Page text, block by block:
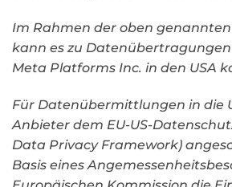
Im Rahmen der oben
kann es zu Datenübertragungen
Meta Platforms Inc. in den USA
Für Datenübermittlungen in die
Anbieter dem EU-US-
Data Privacy Framework)
Basis eines